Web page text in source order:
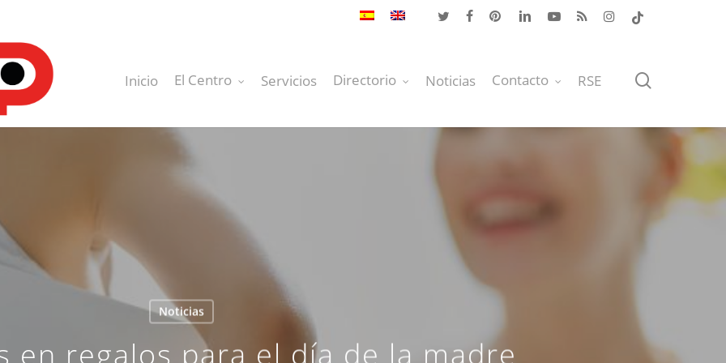
twitter facebookpinterestlinkedinyoutubeRSS instagram
tiktok
Inicio El Centro Servicios Directorio Noticias Contacto RSE
Noticias
en regalos para el día de la madre